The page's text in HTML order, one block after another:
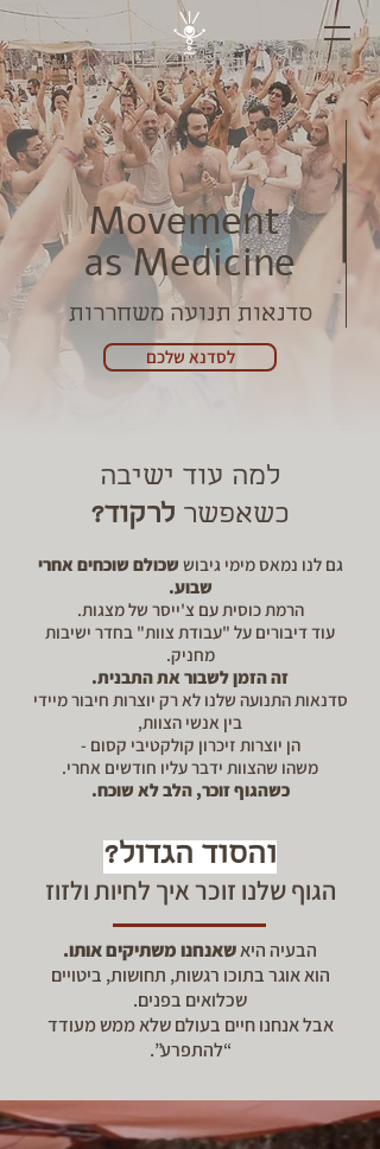
Movement
as Medicine
סדנאות תנועה משחררות
לסדנא שלכם
למה עוד ישיבה
כשאפשר לרקוד?
גם לנו נמאס מימי גיבוש שכולם שוכחים אחרי
שבוע.
הרמת כוסית עם צ'ייסר של מצגות.
עוד דיבורים על "עבודת צוות" בחדר ישיבות
מחניק.
זה הזמן לשבור את התבנית.
סדנאות התנועה שלנו לא רק יוצרות חיבור מיידי
בין אנשי הצוות,
הן יוצרות זיכרון קולקטיבי קסום -
משהו שהצוות ידבר עליו חודשים אחרי.
כשהגוף זוכר, הלב לא שוכח.
והסוד הגדול?
הגוף שלנו זוכר איך לחיות ולזוז
הבעיה היאשאנחנו משתיקים אותו.
הוא אוגר בתוכו רגשות, תחושות, ביטויים
שכלואים בפנים.
אבל אנחנו חיים בעולם שלא ממש מעודד
“להתפרע”.